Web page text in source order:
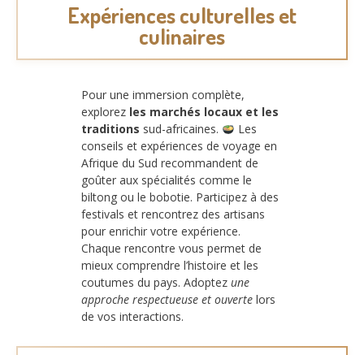
Expériences culturelles et
culinaires
Pour une immersion complète,
explorez les marchés locaux et les
traditions sud-africaines.
Les
conseils et expériences de voyage en
Afrique du Sud recommandent de
goûter aux spécialités comme le
biltong ou le bobotie. Participez à des
festivals et rencontrez des artisans
pour enrichir votre expérience.
Chaque rencontre vous permet de
mieux comprendre l’histoire et les
coutumes du pays. Adoptez une
approche respectueuse et ouverte lors
de vos interactions.